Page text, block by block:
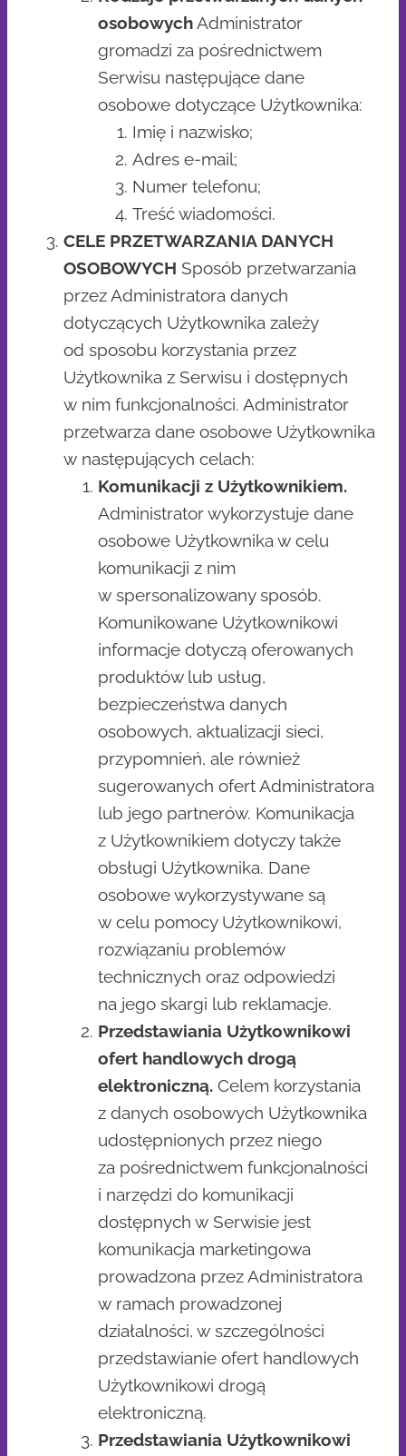
osobowychAdministrator
gromadzi za pośrednictwem
Serwisu następujące dane
osobowe dotyczące Użytkownika:
Imię i nazwisko;
Adres e-mail;
Numer telefonu;
Treść wiadomości.
CELE PRZETWARZANIA DANYCH
OSOBOWYCH Sposób przetwarzania
przez Administratora danych
dotyczących Użytkownika zależy
od sposobu korzystania przez
Użytkownika z Serwisu i dostępnych
w nim funkcjonalności. Administrator
przetwarza dane osobowe Użytkownika
w następujących celach:
Komunikacji z Użytkownikiem.
Administrator wykorzystuje dane
osobowe Użytkownika w celu
komunikacji z nim
w spersonalizowany sposób.
Komunikowane Użytkownikowi
informacje dotyczą oferowanych
produktów lub usług,
bezpieczeństwa danych
osobowych, aktualizacji sieci,
przypomnień, ale również
sugerowanych ofert Administratora
lub jego partnerów. Komunikacja
z Użytkownikiem dotyczy także
obsługi Użytkownika. Dane
osobowe wykorzystywane są
w celu pomocy Użytkownikowi,
rozwiązaniu problemów
technicznych oraz odpowiedzi
na jego skargi lub reklamacje.
Przedstawiania Użytkownikowi
ofert handlowych drogą
elektroniczną. Celem korzystania
z danych osobowych Użytkownika
udostępnionych przez niego
za pośrednictwem funkcjonalności
i narzędzi do komunikacji
dostępnych w Serwisie jest
komunikacja marketingowa
prowadzona przez Administratora
w ramach prowadzonej
działalności, w szczególności
przedstawianie ofert handlowych
Użytkownikowi drogą
elektroniczną.
Przedstawiania Użytkownikowi